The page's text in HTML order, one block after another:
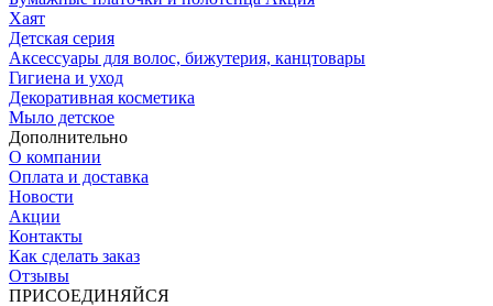
Хаят
Детская серия
Аксессуары для волос, бижутерия, канцтовары
Гигиена и уход
Декоративная косметика
Мыло детское
Дополнительно
О компании
Оплата и доставка
Новости
Акции
Контакты
Как сделать заказ
Отзывы
ПРИСОЕДИНЯЙСЯ